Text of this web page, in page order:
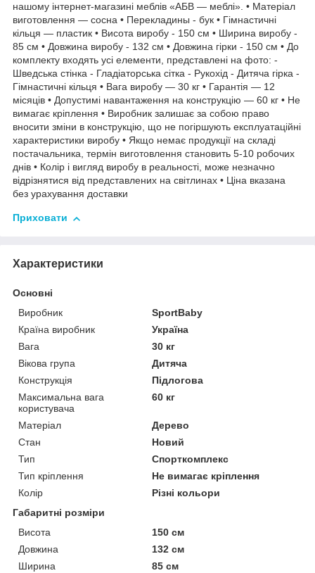
нашому інтернет-магазині меблів «АБВ — меблі». • Матеріал
виготовлення — сосна • Перекладины - бук • Гімнастичні
кільця — пластик • Висота виробу - 150 см • Ширина виробу -
85 см • Довжина виробу - 132 см • Довжина гірки - 150 см • До
комплекту входять усі елементи, представлені на фото: -
Шведська стінка - Гладіаторська сітка - Рукохід - Дитяча гірка -
Гімнастичні кільця • Вага виробу — 30 кг • Гарантія — 12
місяців • Допустимі навантаження на конструкцію — 60 кг • Не
вимагає кріплення • Виробник залишає за собою право
вносити зміни в конструкцію, що не погіршують експлуатаційні
характеристики виробу • Якщо немає продукції на складі
постачальника, термін виготовлення становить 5-10 робочих
днів • Колір і вигляд виробу в реальності, може незначно
відрізнятися від представлених на світлинах • Ціна вказана
без урахування доставки
Приховати
Характеристики
Основні
Виробник
SportBaby
Країна виробник
Україна
Вага
30 кг
Вікова група
Дитяча
Конструкція
Підлогова
Максимальна вага
користувача
60 кг
Матеріал
Дерево
Стан
Новий
Тип
Спорткомплекс
Тип кріплення
Не вимагає кріплення
Колір
Різні кольори
Габаритні розміри
Висота
150 см
Довжина
132 см
Ширина
85 см